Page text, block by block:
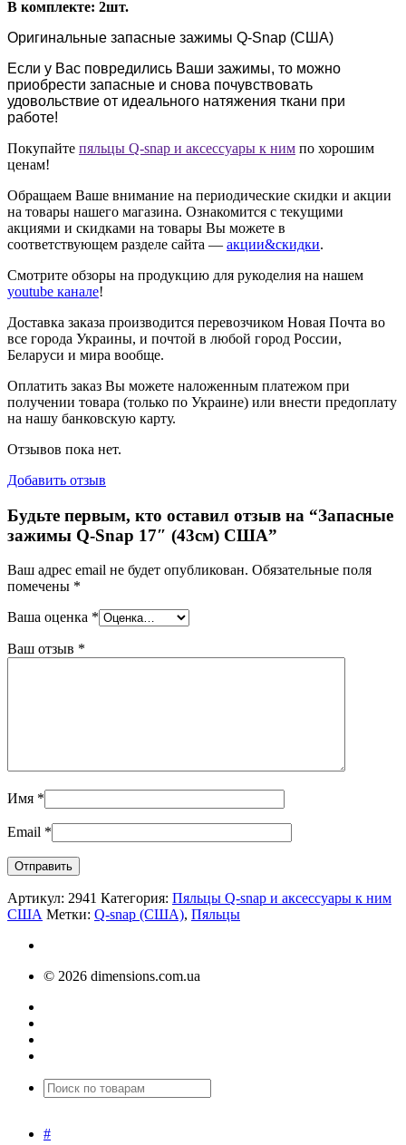
В комплекте: 2шт.
Оригинальные запасные зажимы Q-Snap (США)
Если у Вас повредились Ваши зажимы, то можно
приобрести запасные и снова почувствовать
удовольствие от идеального натяжения ткани при
работе!
Покупайте пяльцы Q-snap и аксессуары к ним по хорошим
ценам!
Обращаем Ваше внимание на периодические скидки и акции
на товары нашего магазина. Ознакомится с текущими
акциями и скидками на товары Вы можете в
соответствующем разделе сайта — акции&скидки.
Смотрите обзоры на продукцию для рукоделия на нашем
youtube канале!
Доставка заказа производится перевозчиком Новая Почта во
все города Украины, и почтой в любой город России,
Беларуси и мира вообще.
Оплатить заказ Вы можете наложенным платежом при
получении товара (только по Украине) или внести предоплату
на нашу банковскую карту.
Отзывов пока нет.
Добавить отзыв
Будьте первым, кто оставил отзыв на “Запасные
зажимы Q-Snap 17″ (43см) США”
Ваш адрес email не будет опубликован. Обязательные поля
помечены *
Ваша оценка *
Ваш отзыв *
Имя *
Email *
Артикул: 2941 Категория: Пяльцы Q-snap и аксессуары к ним
США Метки: Q-snap (США), Пяльцы
© 2026 dimensions.com.ua
#